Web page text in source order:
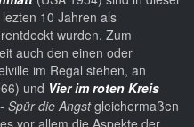
10 Jahren als
wurden. Zum
auch den einen oder
im Regal stehen, an
und Vier im roten Kreis
Spür die Angstgleichermaßen